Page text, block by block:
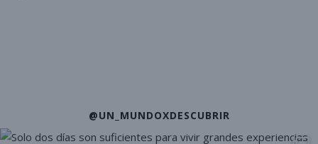
@UN_MUNDOXDESCUBRIR